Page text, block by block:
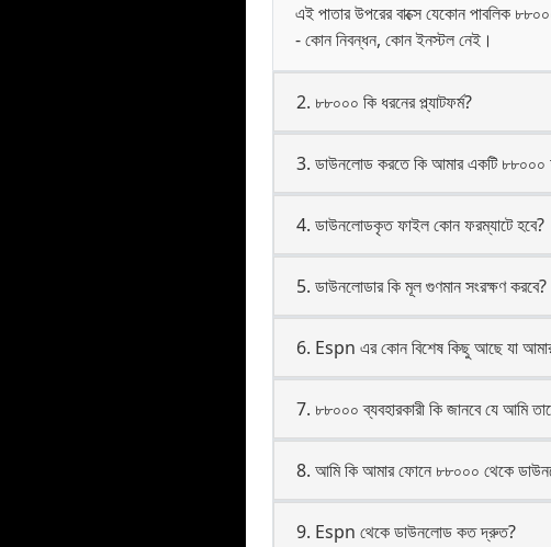
এই পাতার উপরের বাক্সে যেকোন পাবলিক
- কোন নিবন্ধন, কোন ইনস্টল নেই।
2. ৮৮০০০ কি ধরনের প্ল্যাটফর্ম?
3. ডাউনলোড করতে কি আমার একটি ৮৮০০০
4. ডাউনলোডকৃত ফাইল কোন ফরম্যাটে হবে?
5. ডাউনলোডার কি মূল গুণমান সংরক্ষণ করবে?
6. Espn এর কোন বিশেষ কিছু আছে যা
7. ৮৮০০০ ব্যবহারকারী কি জানবে যে আমি
8. আমি কি আমার ফোনে ৮৮০০০ থেকে
9. Espn থেকে ডাউনলোড কত দ্রুত?